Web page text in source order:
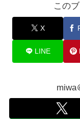
この
X
LINE
miwa